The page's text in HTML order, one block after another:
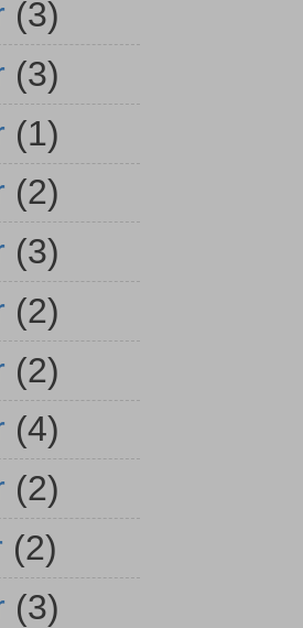
(3)
(3)
(1)
(2)
(3)
(2)
(2)
(4)
(2)
(2)
(3)